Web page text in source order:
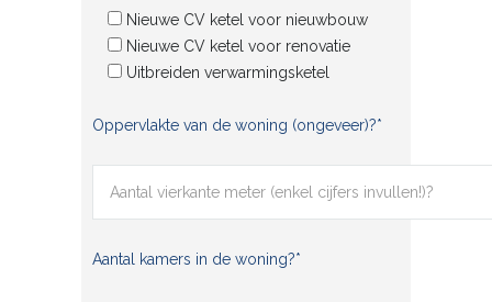
Nieuwe CV ketel voor nieuwbouw
Nieuwe CV ketel voor renovatie
Uitbreiden verwarmingsketel
Oppervlakte van de woning (ongeveer)?*
Aantal kamers in de woning?*